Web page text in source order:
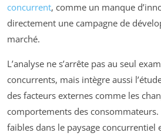
concurrent, comme un manque
directement une campagne de
marché.
L’analyse ne s’arrête pas au seul
concurrents, mais intègre aussi
des facteurs externes comme les
comportements des
faibles dans le paysage